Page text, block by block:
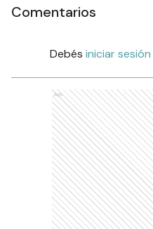
Comentarios
Debés iniciar sesión
Ads